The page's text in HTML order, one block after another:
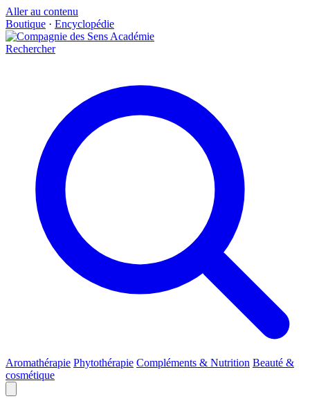
Aller au contenu
Boutique · Encyclopédie
Rechercher
Aromathérapie Phytothérapie Compléments & Nutrition Beauté &
cosmétique